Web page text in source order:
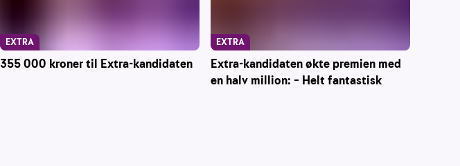
355 000 kroner til Extra-kandidaten
EXTRA
Extra-kandidaten økte premien med
en halv million: – Helt fantastisk
EXTRA